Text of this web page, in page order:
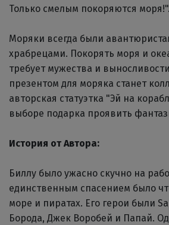
Только смелым покоряются
Моряки всегда были
храбрецами. Покорять моря и
требует мужества и
презентом для моряка станет
авторская статуэтка "Эй на
выборе подарка проявить
История от Автора:
Биллу было ужасно скучно на
единственным спасением было
море и пиратах. Его герои были
Борода, Джек Воробей и Папай.